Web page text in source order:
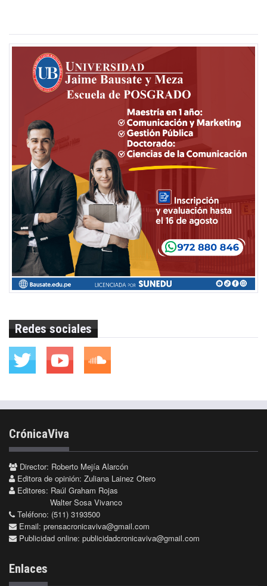
Redes sociales
CrónicaViva
Director: Roberto Mejía Alarcón
Editora de opinión: Zuliana Lainez Otero
Editores: Raúl Graham Rojas
Walter Sosa Vivanco
Teléfono: (511) 3193500
Email: prensacronicaviva@gmail.com
Publicidad online: publicidadcronicaviva@gmail.com
Enlaces